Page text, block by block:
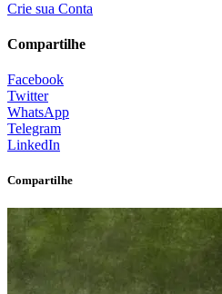
Crie sua Conta
Compartilhe
Facebook
Twitter
WhatsApp
Telegram
LinkedIn
Compartilhe